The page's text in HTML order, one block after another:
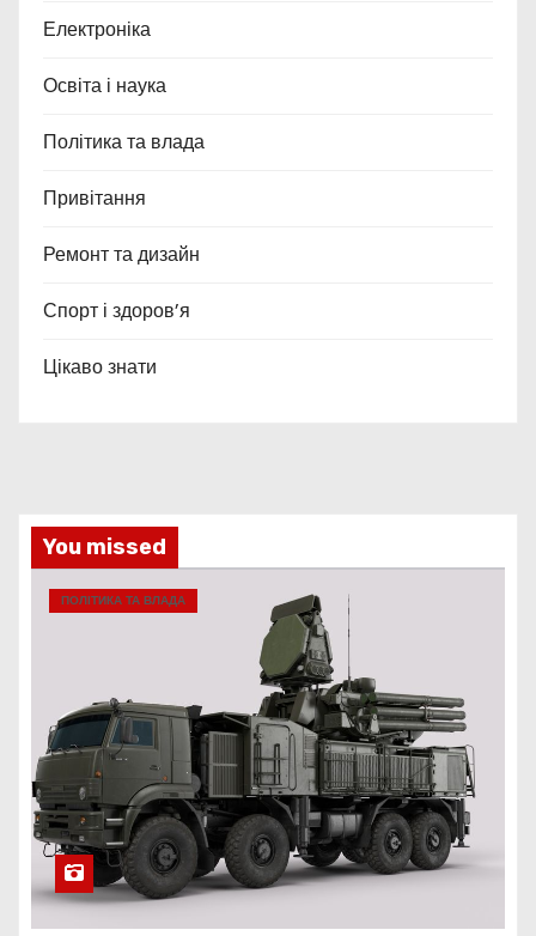
Електроніка
Освіта і наука
Політика та влада
Привітання
Ремонт та дизайн
Спорт і здоров’я
Цікаво знати
You missed
ПОЛІТИКА ТА ВЛАДА